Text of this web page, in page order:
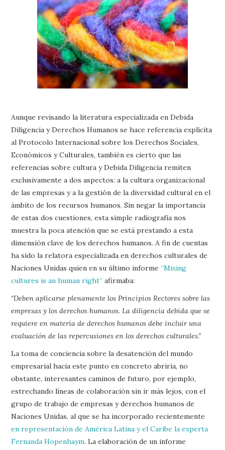
Aunque revisando la literatura especializada en Debida
Diligencia y Derechos Humanos se hace referencia explícita
al Protocolo Internacional sobre los Derechos Sociales,
Económicos y Culturales, también es cierto que las
referencias sobre cultura y Debida Diligencia remiten
exclusivamente a dos aspectos: a la cultura organizacional
de las empresas y a la gestión de la diversidad cultural en el
ámbito de los recursos humanos. Sin negar la importancia
de estas dos cuestiones, esta simple radiografía nos
muestra la poca atención que se está prestando a esta
dimensión clave de los derechos humanos. A fin de cuentas
ha sido la relatora especializada en derechos culturales de
Naciones Unidas quien en su último informe“Mixing
cultures is an human right” afirmaba:
“Deben aplicarse plenamente los Principios Rectores sobre las
empresas y los derechos humanos. La diligencia debida que se
requiere en materia de derechos humanos debe incluir una
evaluación de las repercusiones en los derechos culturales.”
La toma de conciencia sobre la desatención del mundo
empresarial hacia este punto en concreto abriría, no
obstante, interesantes caminos de futuro, por ejemplo,
estrechando líneas de colaboración sin ir más lejos, con el
grupo de trabajo de empresas y derechos humanos de
Naciones Unidas, al que se ha incorporado recientemente
en representación de América Latina y el Caribe la experta
Fernanda Hopenhaym. La elaboración de un informe